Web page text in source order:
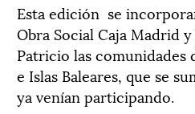
Esta edición se
Obra Social Caja Madrid
Patricio las comunidades
e Islas Baleares, que se
ya venían participando.